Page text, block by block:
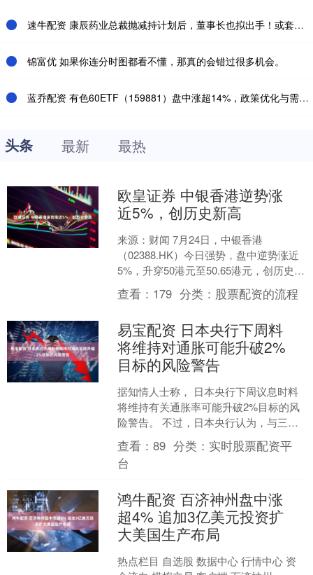
速牛配资 康辰药业总裁抛减持计划后，董事长也拟出手！或套现逾2亿元
锦富优 如果你连分时图都看不懂，那真的会错过很多机会。
蓝乔配资 有色60ETF（159881）盘中涨超14%，政策优化与需求前景支撑行业预期
头条 最新 最热
欧皇证券 中银香港逆势涨
近5%，创历史新高
来源：财闻 7月24日，中银香港
（02388.HK）今日强势，盘中逆势涨近
5%，升穿50港元至50.65港元，创历史新
高，市值超5300亿港元。 高盛上周发表
报....
查看： 179 分类： 股票配资的流程
易宝配资 日本央行下周料
将维持对通胀可能升破2%
目标的风险警告
据知情人士称， 日本央行下周议息时料
将维持有关通胀率可能升破2%目标的风
险警告。 不过，日本央行认为，与三个
月前相比，最坏情景发生的可能性已经
下降。这一情景是指....
查看：89 分类： 实时股票配资平
台
鸿牛配资 百济神州盘中涨
超4% 追加3亿美元投资扩
大美国生产布局
热点栏目 自选股 数据中心 行情中心 资